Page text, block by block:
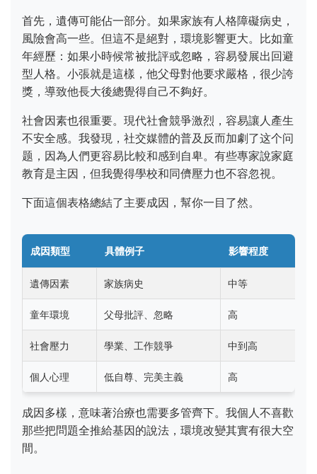
首先，遺傳可能佔一部分。如果家族有人格障礙病史，
風險會高一些。但這不是絕對，環境影響更大。比如童
年經歷：如果小時候常被批評或忽略，容易發展出回避
型人格。小張就是這樣，他父母對他要求嚴格，很少誇
獎，導致他長大後總覺得自己不夠好。
社會因素也很重要。現代社會競爭激烈，容易讓人產生
不安全感。我發現，社交媒體的普及反而加劇了这个问
题，因為人們更容易比較和感到自卑。有些專家說家庭
教育是主因，但我覺得學校和同儕壓力也不容忽視。
下面這個表格總結了主要成因，幫你一目了然。
成因類型 具體例子 影響程度
遺傳因素 家族病史 中等
童年環境 父母批評、忽略 高
社會壓力 學業、工作競爭 中到高
個人心理 低自尊、完美主義 高
成因多樣，意味著治療也需要多管齊下。我個人不喜歡
那些把問題全推給基因的說法，環境改變其實有很大空
間。